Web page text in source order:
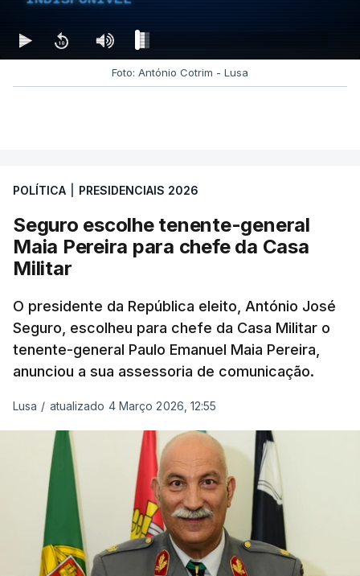
Foto: António Cotrim - Lusa
POLÍTICA PRESIDENCIAIS 2026
Seguro escolhe tenente-general
Maia Pereira para chefe da Casa
Militar
O presidente da República eleito, António José
Seguro, escolheu para chefe da Casa Militar o
tenente-general Paulo Emanuel Maia Pereira,
anunciou a sua assessoria de comunicação.
Lusa / atualizado 4 Março 2026, 12:55